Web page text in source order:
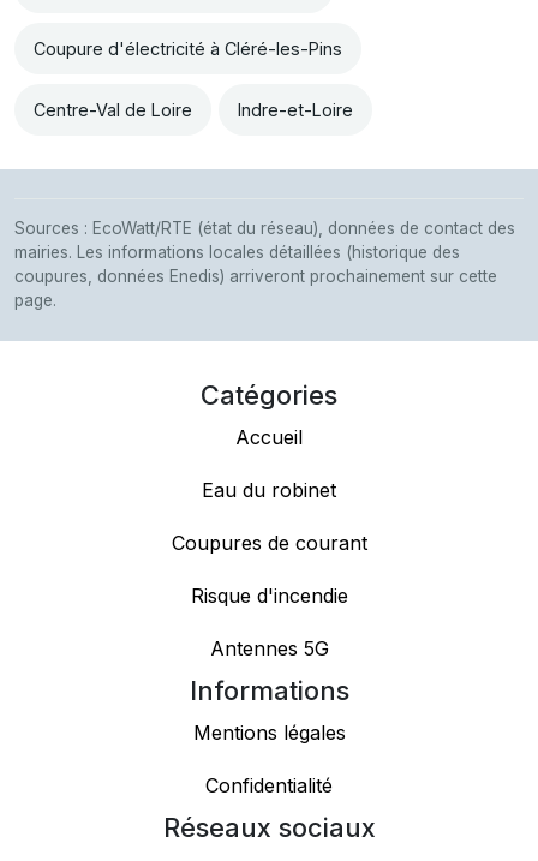
Coupure d'électricité à Cléré-les-Pins
Centre-Val de Loire Indre-et-Loire
Sources : EcoWatt/RTE (état du réseau), données de contact des
mairies. Les informations locales détaillées (historique des
coupures, données Enedis) arriveront prochainement sur cette
page.
Catégories
Accueil
Eau du robinet
Coupures de courant
Risque d'incendie
Antennes 5G
Informations
Mentions légales
Confidentialité
Réseaux sociaux